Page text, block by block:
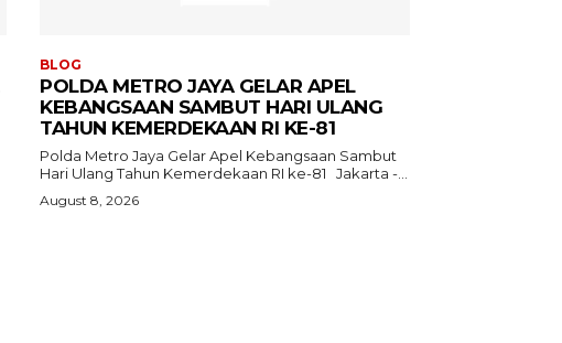
BLOG
POLDA METRO JAYA GELAR APEL
KEBANGSAAN SAMBUT HARI ULANG
TAHUN KEMERDEKAAN RI KE-81
Polda Metro Jaya Gelar Apel Kebangsaan Sambut
Hari Ulang Tahun Kemerdekaan RI ke-81 Jakarta -...
August 8, 2026